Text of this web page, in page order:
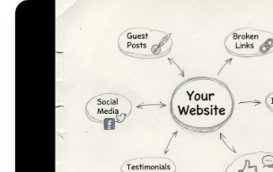
¿Cómo puedo conseguir más